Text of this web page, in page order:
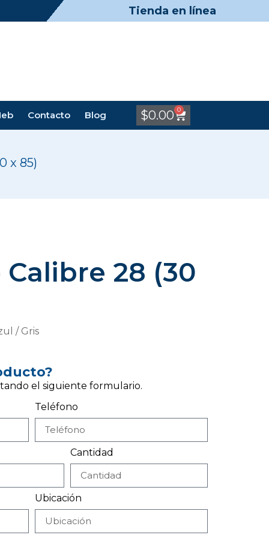
Tienda en línea
Contacto Blog $0.00 0
x 85)
28 (30
/ Gris
el siguiente formulario.
Teléfono
Cantidad
Ubicación